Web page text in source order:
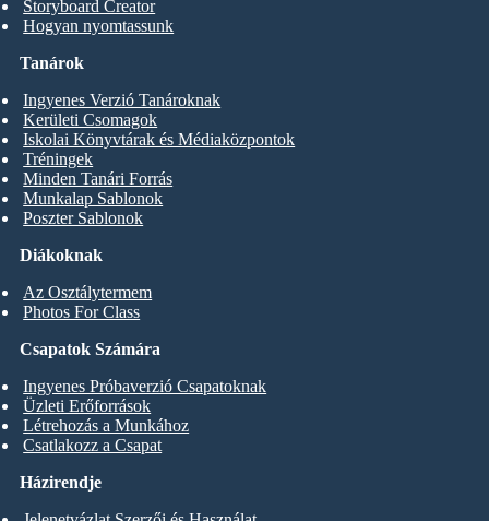
Storyboard Creator
Hogyan nyomtassunk
Diákoknak
Az Osztálytermem
Photos For Class
Tanárok
Ingyenes Verzió Tanároknak
Kerületi Csomagok
Iskolai Könyvtárak és Médiaközpontok
Tréningek
Minden Tanári Forrás
Munkalap Sablonok
Poszter Sablonok
Csapatok Számára
Ingyenes Próbaverzió Csapatoknak
Üzleti Erőforrások
Létrehozás a Munkához
Csatlakozz a Csapat
Házirendje